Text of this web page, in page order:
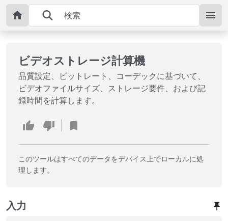
ビデオストレージ計算機
品質設定、ビットレート、コーデックに基づいて、
ビデオファイルサイズ、ストレージ要件、および記
録時間を計算します。
このツールはすべてのデータをデバイス上でローカルに処
理します。
入力